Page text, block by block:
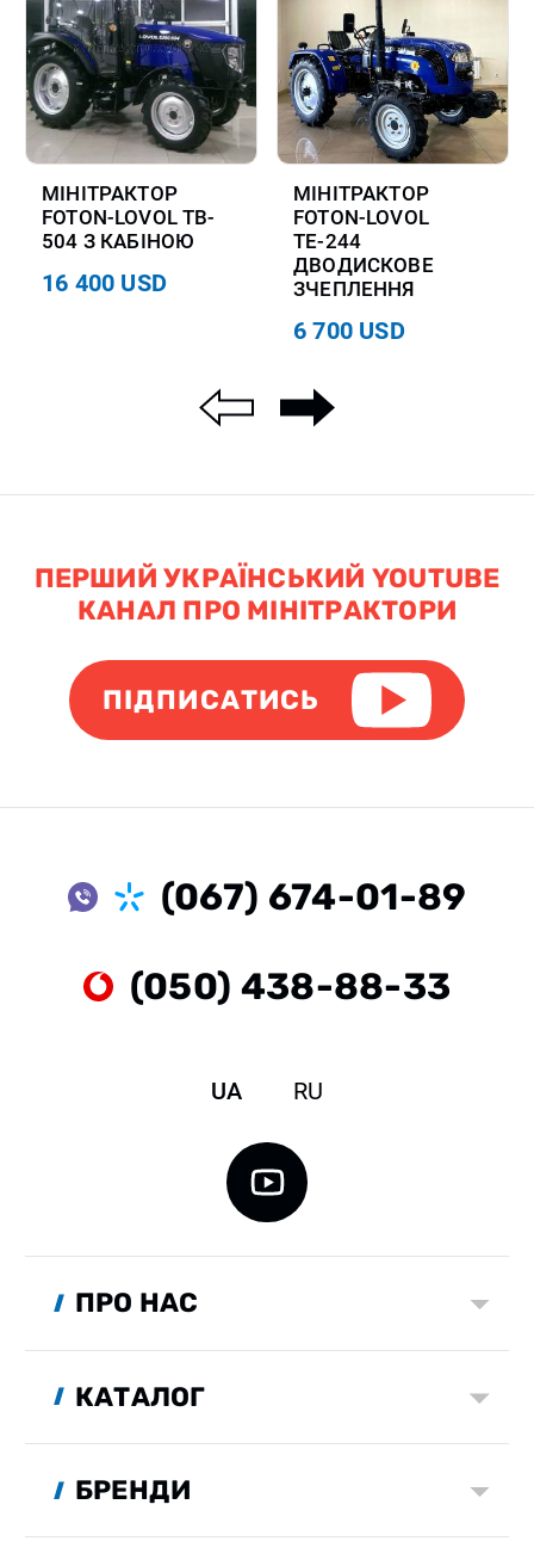
МІНІТРАКТОР
FOTON-LOVOL TB-
504 З КАБІНОЮ
16 400 USD
МІНІТРАКТОР
FOTON-LOVOL
ТЕ-244
ДВОДИСКОВЕ
ЗЧЕПЛЕННЯ
6 700 USD
ПЕРШИЙ УКРАЇНСЬКИЙ YOUTUBE
КАНАЛ ПРО МІНІТРАКТОРИ
ПІДПИСАТИСЬ
(067) 674-01-89
(050) 438-88-33
UA RU
ПРО НАС
КАТАЛОГ
БРЕНДИ